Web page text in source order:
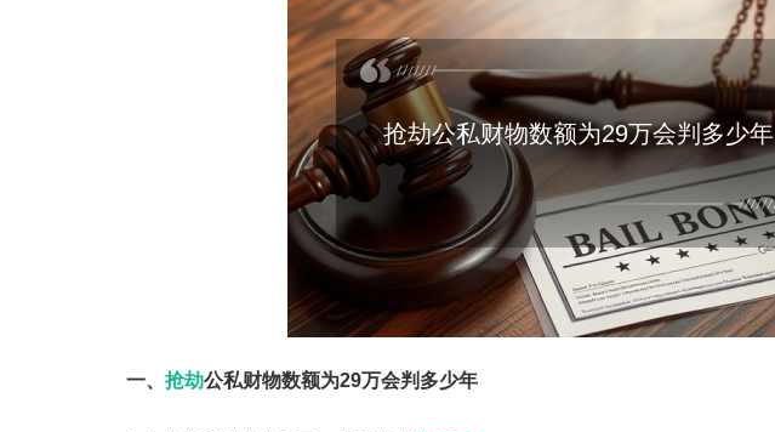
抢劫公私财物数额为29万会判多少年
一、 抢劫公私财物数额为29万会判多少年